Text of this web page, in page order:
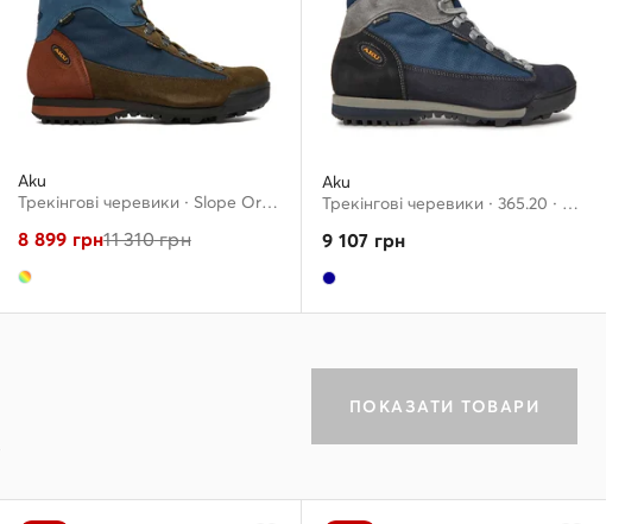
Aku
Трекінгові черевики · Slope Original Gtx GORE-TEX 885.20 · Кольоровий
8 899 грн11 310грн
Aku
Трекінгові черевики · 365.20 · Cиній
9 107 грн
ПОКАЗАТИ ТОВАРИ